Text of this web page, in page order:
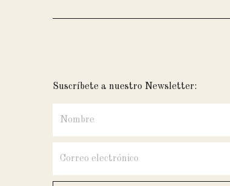
Suscríbete a nuestro Newsletter: